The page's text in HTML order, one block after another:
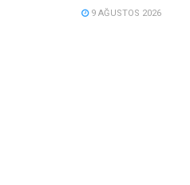
9 AĞUSTOS 2026